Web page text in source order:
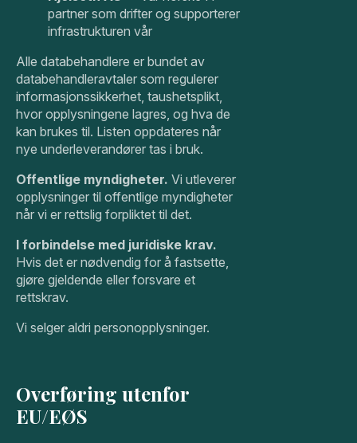
partner som drifter og supporterer
infrastrukturen vår
Alle databehandlere er bundet av
databehandleravtaler som regulerer
informasjonssikkerhet, taushetsplikt,
hvor opplysningene lagres, og hva de
kan brukes til. Listen oppdateres når
nye underleverandører tas i bruk.
Offentlige myndigheter. Vi utleverer
opplysninger til offentlige myndigheter
når vi er rettslig forpliktet til det.
I forbindelse med juridiske krav.
Hvis det er nødvendig for å fastsette,
gjøre gjeldende eller forsvare et
rettskrav.
Vi selger aldri personopplysninger.
Overføring utenfor
EU/EØS